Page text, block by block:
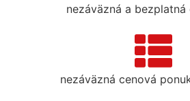
nezáväzná a bezplatná
nezáväzná cenová